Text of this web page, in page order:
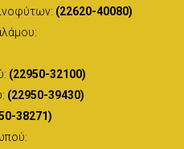
(22620-40080)
(22950-32100)
(22950-39430)
38271)